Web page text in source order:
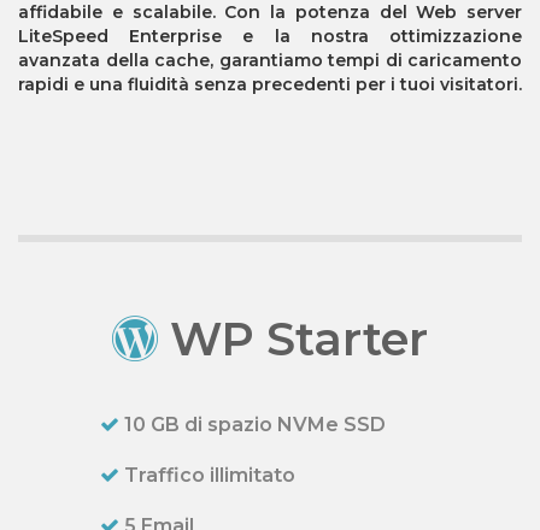
affidabile e scalabile. Con la potenza del Web server
LiteSpeed Enterprise e la nostra ottimizzazione
avanzata della cache, garantiamo tempi di caricamento
rapidi e una fluidità senza precedenti per i tuoi visitatori.
WP Starter
10 GB di spazio NVMe SSD
Traffico illimitato